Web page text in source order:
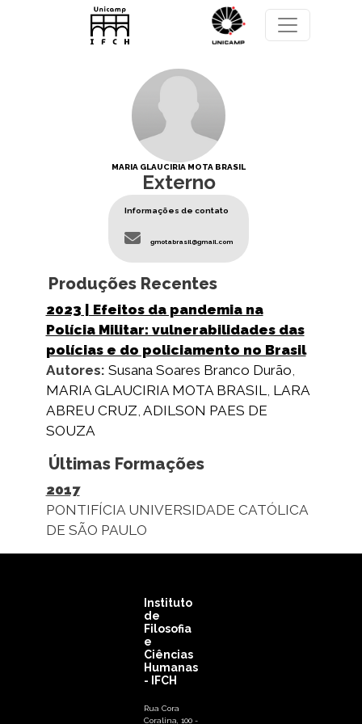
Pular para o conteúdo principal
MARIA GLAUCIRIA MOTA BRASIL
Externo
Informações de contato
gmotabrasil@gmail.com
Produções Recentes
2023 | Efeitos da pandemia na
Polícia Militar: vulnerabilidades das
polícias e do policiamento no Brasil
Autores: Susana Soares Branco Durão
MARIA GLAUCIRIA MOTA BRASIL
LARA
ABREU CRUZ ADILSON PAES DE
SOUZA
Últimas Formações
2017
PONTIFÍCIA UNIVERSIDADE CATÓLICA
DE SÃO PAULO
Instituto
de
Filosofia
e
Ciências
Humanas
- IFCH
Rua Cora
Coralina, 100 -